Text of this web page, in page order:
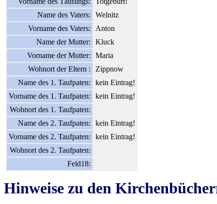
Name des Vaters:
Welnitz
Vorname des Vaters:
Anton
Name der Mutter:
Kluck
Vorname der Mutter:
Maria
Wohnort der Eltern :
Zippnow
Name des 1. Taufpaten:
kein Eintrag!
Vorname des 1. Taufpaten:
kein Eintrag!
Wohnort des 1. Taufpaten:
Name des 2. Taufpaten:
kein Eintrag!
Vorname des 2. Taufpaten:
kein Eintrag!
Wohnort des 2. Taufpaten:
Feld18:
Hinweise zu den